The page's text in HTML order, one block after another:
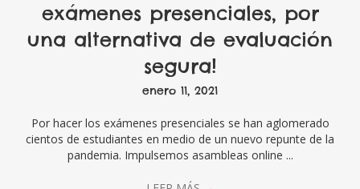
exámenes presenciales, por
una alternativa de evaluación
segura!
enero 11, 2021
Por hacer los exámenes presenciales se han aglomerado
cientos de estudiantes en medio de un nuevo repunte de la
pandemia. Impulsemos asambleas online ...